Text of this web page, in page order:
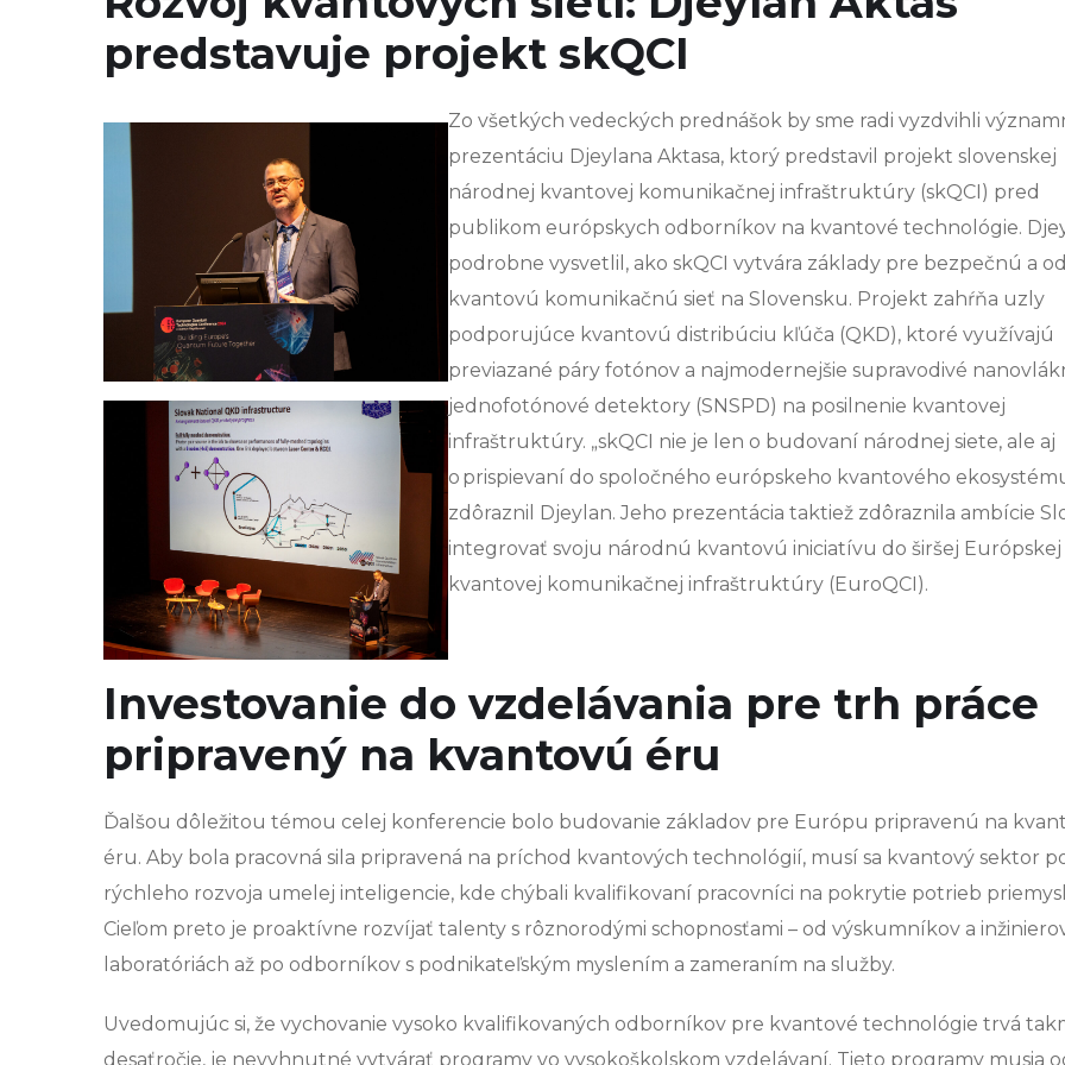
predstavuje projekt skQCI
Zo všetkých vedeckých prednášok by sme radi vyzdvihli
prezentáciu Djeylana Aktasa, ktorý predstavil projekt slovenskej
národnej kvantovej komunikačnej infraštruktúry (skQCI) pred
publikom európskych odborníkov na kvantové technológie.
podrobne vysvetlil, ako skQCI vytvára základy pre bezpečnú a
kvantovú komunikačnú sieť na Slovensku. Projekt zahŕňa uzly
podporujúce kvantovú distribúciu kľúča (QKD), ktoré využívajú
previazané páry fotónov a najmodernejšie supravodivé
jednofotónové detektory (SNSPD) na posilnenie kvantovej
infraštruktúry. „skQCI nie je len o budovaní národnej siete, ale aj
o prispievaní do spoločného európskeho kvantového
zdôraznil Djeylan. Jeho prezentácia taktiež zdôraznila ambície
integrovať svoju národnú kvantovú iniciatívu do širšej Európskej
kvantovej komunikačnej infraštruktúry (EuroQCI).
Investovanie do vzdelávania pre trh práce
pripravený na kvantovú éru
Ďalšou dôležitou témou celej konferencie bolo budovanie základov pre Európu pripravenú na
éru. Aby bola pracovná sila pripravená na príchod kvantových technológií, musí sa kvantový sektor
rýchleho rozvoja umelej inteligencie, kde chýbali kvalifikovaní pracovníci na pokrytie potrieb
Cieľom preto je proaktívne rozvíjať talenty s rôznorodými schopnosťami – od výskumníkov a
laboratóriách až po odborníkov s podnikateľským myslením a zameraním na služby.
Uvedomujúc si, že vychovanie vysoko kvalifikovaných odborníkov pre kvantové technológie trvá
desaťročie, je nevyhnutné vytvárať programy vo vysokoškolskom vzdelávaní. Tieto programy musia